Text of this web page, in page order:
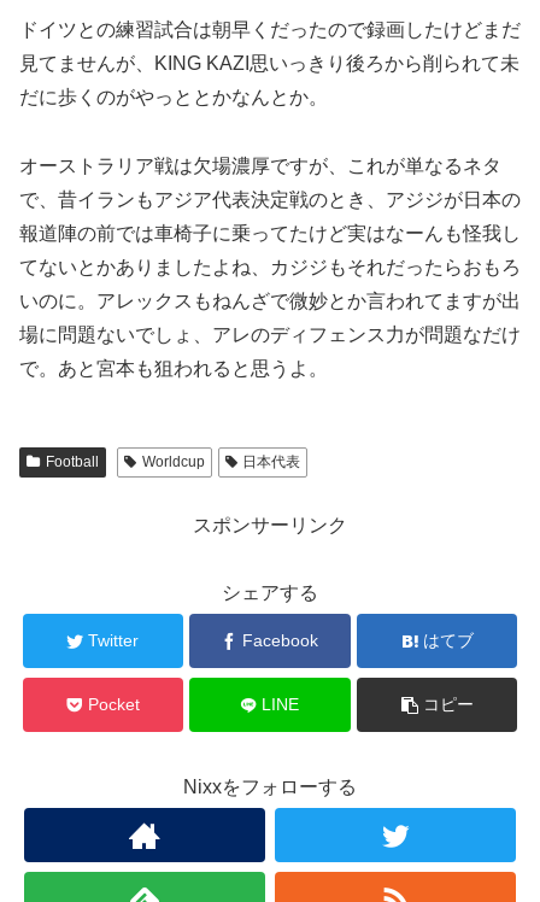
ドイツとの練習試合は朝早くだったので録画したけどまだ
見てませんが、KING KAZI思いっきり後ろから削られて未
だに歩くのがやっととかなんとか。
オーストラリア戦は欠場濃厚ですが、これが単なるネタ
で、昔イランもアジア代表決定戦のとき、アジジが日本の
報道陣の前では車椅子に乗ってたけど実はなーんも怪我し
てないとかありましたよね、カジジもそれだったらおもろ
いのに。アレックスもねんざで微妙とか言われてますが出
場に問題ないでしょ、アレのディフェンス力が問題なだけ
で。あと宮本も狙われると思うよ。
Football Worldcup 日本代表
スポンサーリンク
シェアする
Twitter Facebook はてブ
Pocket LINE コピー
Nixxをフォローする